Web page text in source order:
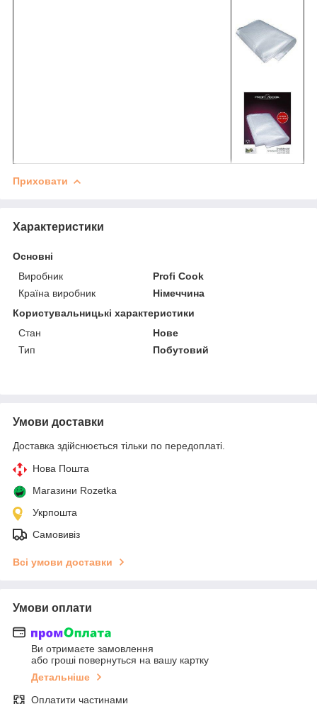
Приховати
Характеристики
Основні
Виробник
Profi Cook
Країна виробник
Німеччина
Користувальницькі характеристики
Стан
Нове
Тип
Побутовий
Умови доставки
Доставка здійснюється тільки по передоплаті.
Нова Пошта
Магазини Rozetka
Укрпошта
Самовивіз
Всі умови доставки
Умови оплати
Ви отримаєте замовлення
або гроші повернуться на вашу картку
Детальніше
Оплатити частинами